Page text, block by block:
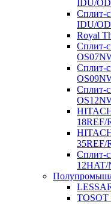
IDU/
Сплит-
IDU/
Royal
Сплит-
Сплит-
Сплит-
18REF/
35REF/
Сплит-
12HAT/